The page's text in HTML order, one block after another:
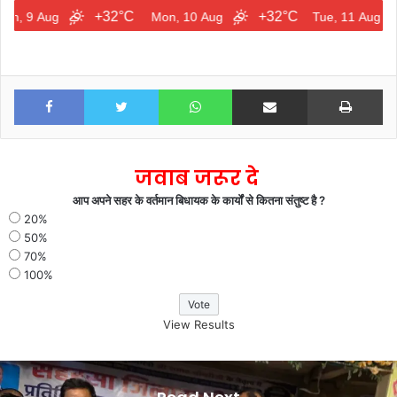
+32°C Mon, 10 Aug +32°C Tue, 11 Aug
Facebook Twitter WhatsApp Share via Email Print
जवाब जरूर दे
आप अपने सहर के वर्तमान बिधायक के कार्यों से कितना संतुष्ट है ?
20%
50%
70%
100%
View Results
पंचायत
प्रतिनिधियों